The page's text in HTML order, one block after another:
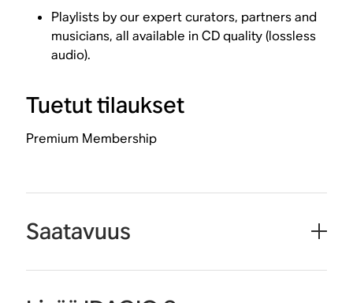
Playlists by our expert curators, partners and
musicians, all available in CD quality (lossless
audio).
Tuetut tilaukset
Premium Membership
Saatavuus